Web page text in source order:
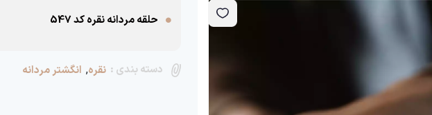
حلقه مردانه نقره کد 547
دسته بندی : نقره, انگشتر مردانه